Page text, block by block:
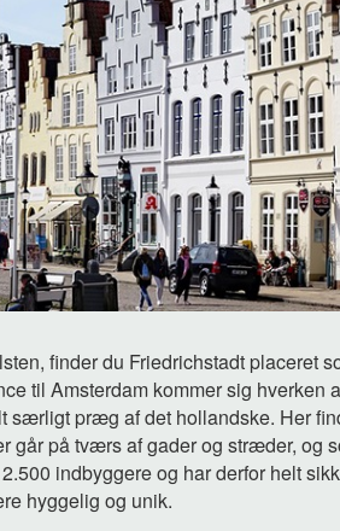
finder du Friedrichstadt placeret
til Amsterdam kommer sig
særligt præg af det hollandske. Her
går på tværs af gader og stræder, og
indbyggere og har derfor helt
hyggelig og unik.